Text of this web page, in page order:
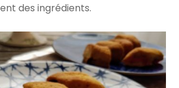
des ingrédients.